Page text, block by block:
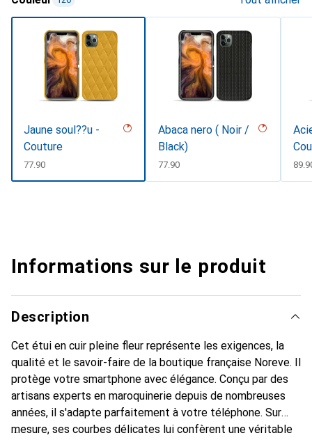
Jaune soul??u -
Couture
CHF
77.90
Abaca nero ( Noir /
Black)
CHF
77.90 CHF
Informations sur le produit
Description
Cet étui en cuir pleine fleur représente les exigences, la
qualité et le savoir-faire de la boutique française Noreve. Il
protège votre smartphone avec élégance. Conçu par des
artisans experts en maroquinerie depuis de nombreuses
années, il s'adapte parfaitement à votre téléphone. Sur
mesure, ses courbes délicates lui confèrent une véritable